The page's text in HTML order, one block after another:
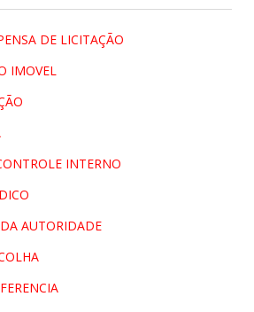
DE LICITAÇÃO
IMOVEL
INTERNO
AUTORIDADE